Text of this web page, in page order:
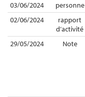
03/06/2024
personne
02/06/2024
rapport
d’activité
29/05/2024 Note